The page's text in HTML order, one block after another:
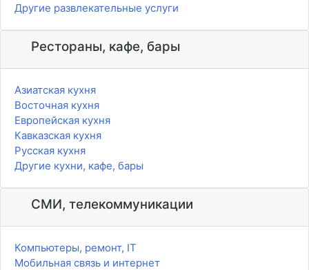
Другие развлекательные услуги
Рестораны, кафе, бары
Азиатская кухня
Восточная кухня
Европейская кухня
Кавказская кухня
Русская кухня
Другие кухни, кафе, бары
СМИ, телекоммуникации
Компьютеры, ремонт, IT
Мобильная связь и интернет